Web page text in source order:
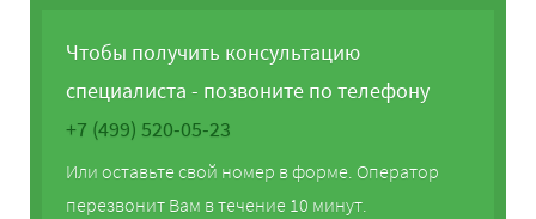
Чтобы получить консультацию
специалиста - позвоните по телефону
+7 (499) 520-05-23
Или оставьте свой номер в форме. Оператор
перезвонит Вам в течение 10 минут.